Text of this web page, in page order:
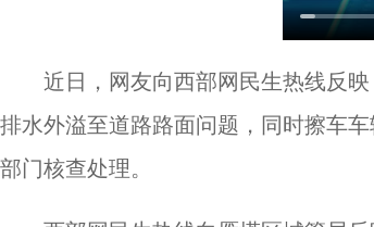
近日，网友向西部网民生热线反
排水外溢至道路路面问题，同时擦车
部门核查处理。